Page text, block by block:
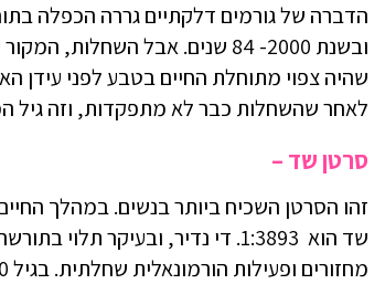
ובשנת 2000- 84 שנים. אבל
לאחר שהשחלות כבר לא מתפקדות, וזה גיל
סרטן שד –